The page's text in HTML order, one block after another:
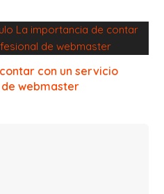
con un servicio
webmaster